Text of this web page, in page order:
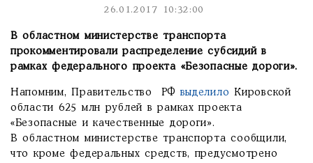
26.01.2017 10:32:00
В областном министерстве транспорта
прокомментировали распределение субсидий в
рамках федерального проекта «Безопасные дороги».
Напомним, Правительство РФ выделило Кировской
области 625 млн рублей в рамках проекта
«Безопасные и качественные дороги».
В областном министерстве транспорта сообщили,
что кроме федеральных средств, предусмотрено